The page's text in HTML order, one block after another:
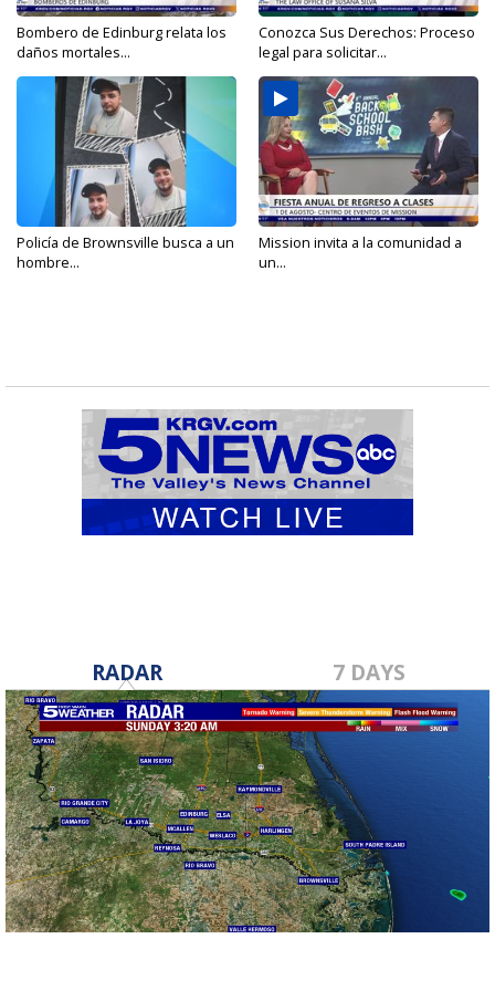
Bombero de Edinburg relata los
daños mortales...
Conozca Sus Derechos: Proceso
legal para solicitar...
Policía de Brownsville busca a un
hombre...
Mission invita a la comunidad a
un...
RADAR 7 DAYS